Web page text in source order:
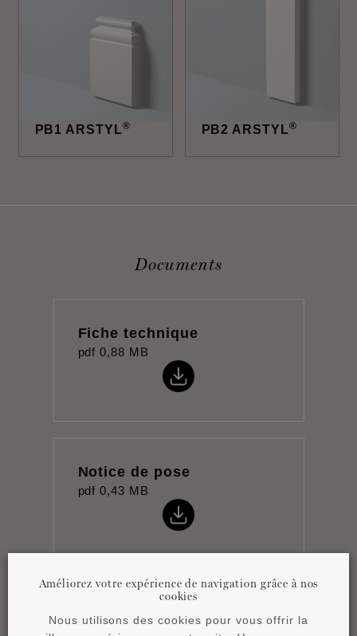
PB1 ARSTYL® PB2 ARSTYL®
Documents
Fiche technique
pdf 0,88 MB
Notice de pose
pdf 0,43 MB
Améliorez votre expérience de navigation grâce à nos
cookies
Nous utilisons des cookies pour vous offrir la